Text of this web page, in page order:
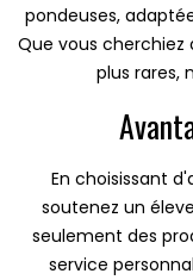
pondeuses,
Que vous cherchiez
plus rares,
En choisissant
soutenez un
seulement des
service